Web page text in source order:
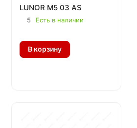
LUNOR M5 03 AS
5 Есть в наличии
В корзину